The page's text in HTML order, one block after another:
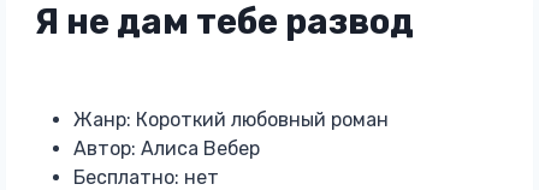
Я не дам тебе развод
Жанр: Короткий любовный роман
Автор: Алиса Вебер
Бесплатно: нет